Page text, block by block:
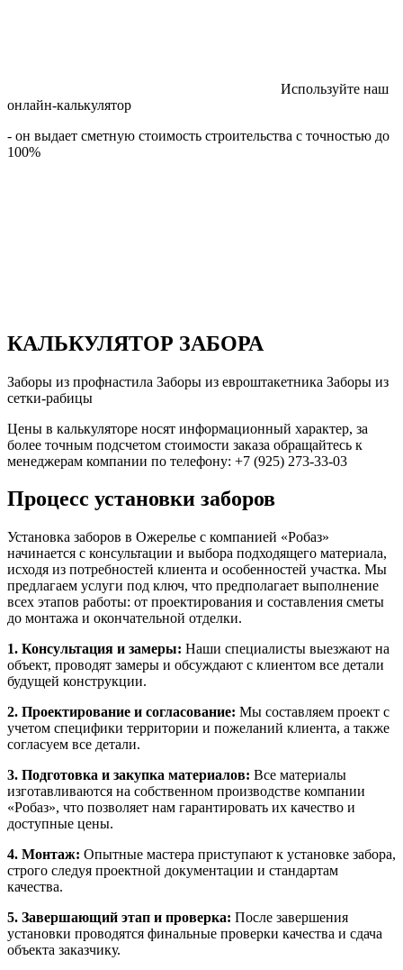
Используйте наш
онлайн-калькулятор
- он выдает сметную стоимость строительства с точностью до
100%
КАЛЬКУЛЯТОР ЗАБОРА
Заборы из профнастила Заборы из евроштакетника Заборы из
сетки-рабицы
Цены в калькуляторе носят информационный характер, за
более точным подсчетом стоимости заказа обращайтесь к
менеджерам компании по телефону: +7 (925) 273-33-03
Процесс установки заборов
Установка заборов в Ожерелье с компанией «Робаз»
начинается с консультации и выбора подходящего материала,
исходя из потребностей клиента и особенностей участка. Мы
предлагаем услуги под ключ, что предполагает выполнение
всех этапов работы: от проектирования и составления сметы
до монтажа и окончательной отделки.
1. Консультация и замеры: Наши специалисты выезжают на
объект, проводят замеры и обсуждают с клиентом все детали
будущей конструкции.
2. Проектирование и согласование: Мы составляем проект с
учетом специфики территории и пожеланий клиента, а также
согласуем все детали.
3. Подготовка и закупка материалов: Все материалы
изготавливаются на собственном производстве компании
«Робаз», что позволяет нам гарантировать их качество и
доступные цены.
4. Монтаж: Опытные мастера приступают к установке забора,
строго следуя проектной документации и стандартам
качества.
5. Завершающий этап и проверка: После завершения
установки проводятся финальные проверки качества и сдача
объекта заказчику.